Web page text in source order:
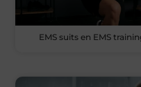
EMS suits en EMS